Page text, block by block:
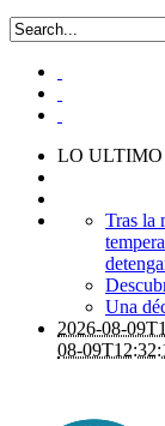
LO ULTIMO
Tras la
Una
2026-08-
08-